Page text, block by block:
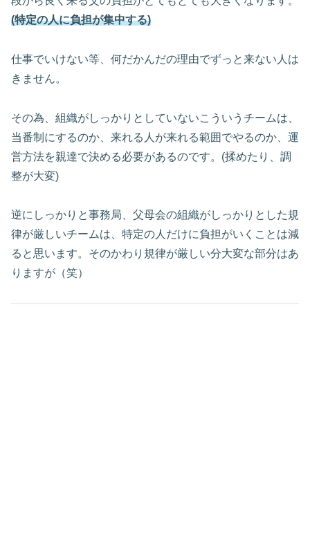
(特定の人に負担が集中する)
仕事でいけない等、何だかんだの理由でずっと来ない人は
きません。
その為、組織がしっかりとしていないこういうチームは、
当番制にするのか、来れる人が来れる範囲でやるのか、運
営方法を親達で決める必要があるのです。(揉めたり、調
整が大変)
逆にしっかりと事務局、父母会の組織がしっかりとした規
律が厳しいチームは、特定の人だけに負担がいくことは減
ると思います。そのかわり規律が厳しい分大変な部分はあ
りますが（笑）